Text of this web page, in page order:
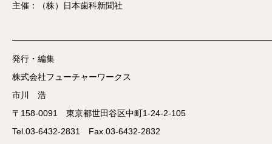
主催：（株）日本歯科新聞社
発行・編集
株式会社フューチャーワークス
市川 浩
〒158-0091 東京都世田谷区中町1-24-2-105
Tel.03-6432-2831 Fax.03-6432-2832